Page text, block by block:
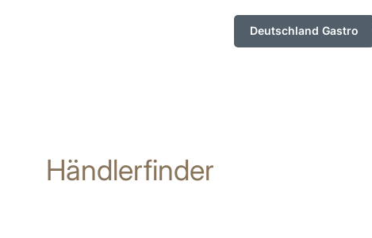
Deutschland Gastro
Händlerfinder